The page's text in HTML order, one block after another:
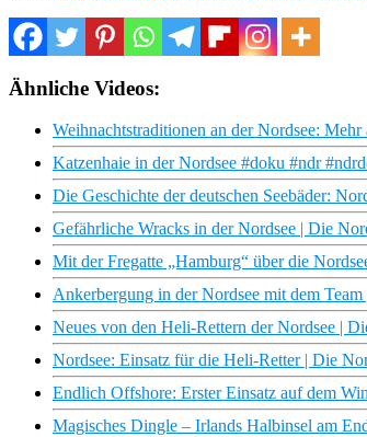
Ähnliche Videos:
Weihnachtstraditionen an der Nordsee:
Katzenhaie in der Nordsee #doku #ndr
Die Geschichte der deutschen Seebäder:
Gefährliche Wracks in der Nordsee | Die
Mit der Fregatte „Hamburg“ über die
Ankerbergung in der Nordsee mit dem
Neues von den Heli-Rettern der Nordsee |
Nordsee: Einsatz für die Heli-Retter | Die
Endlich Offshore: Erster Einsatz auf dem
Magisches Dingle – Irlands Halbinsel am